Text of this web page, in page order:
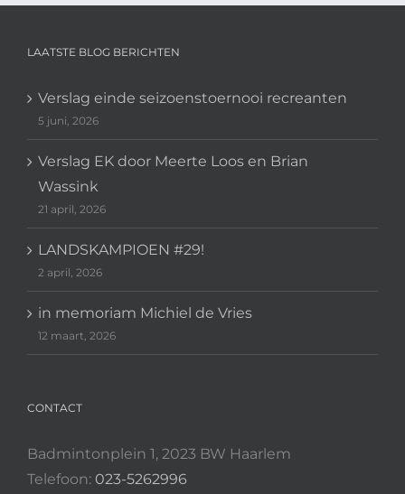
LAATSTE BLOG BERICHTEN
Verslag einde seizoenstoernooi recreanten
5 juni, 2026
Verslag EK door Meerte Loos en Brian
Wassink
21 april, 2026
LANDSKAMPIOEN #29!
2 april, 2026
in memoriam Michiel de Vries
12 maart, 2026
CONTACT
Badmintonplein 1, 2023 BW Haarlem
Telefoon: 023-5262996